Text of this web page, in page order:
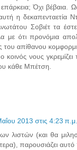
Όχι βέβαια.
η δεκαπενταετία
Σοβιέτ τα
με ότι προνόμια
του απίθανου
νους γκρεμίζει
κάθε Μπέτση.
2013 στις 4:23 π.μ.
λιστών (και θα
παρουσιάζει αυτό